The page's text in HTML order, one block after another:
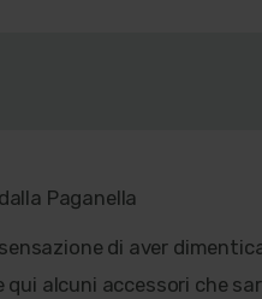
di aver
qui alcuni accessori che